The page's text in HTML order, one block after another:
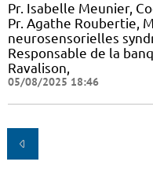
Pr. Isabelle Meunier,
Pr. Agathe Roubertie,
neurosensorielles
Responsable de la
Ravalison,
05/08/2025 18:46